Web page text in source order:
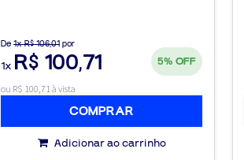
De 1x R$ 106,01 por
1x R$ 100,71 5% OFF
ou R$ 100,71 à vista
COMPRAR
Adicionar ao carrinho